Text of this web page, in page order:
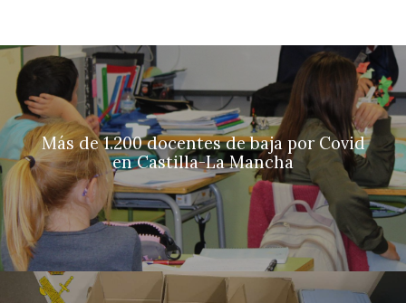
Más de 1.200 docentes de baja por Covid
en Castilla-La Mancha